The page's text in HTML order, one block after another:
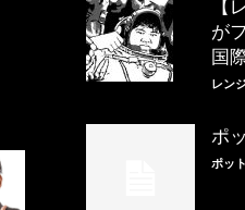
【
が
国
レン
ポ
ポット